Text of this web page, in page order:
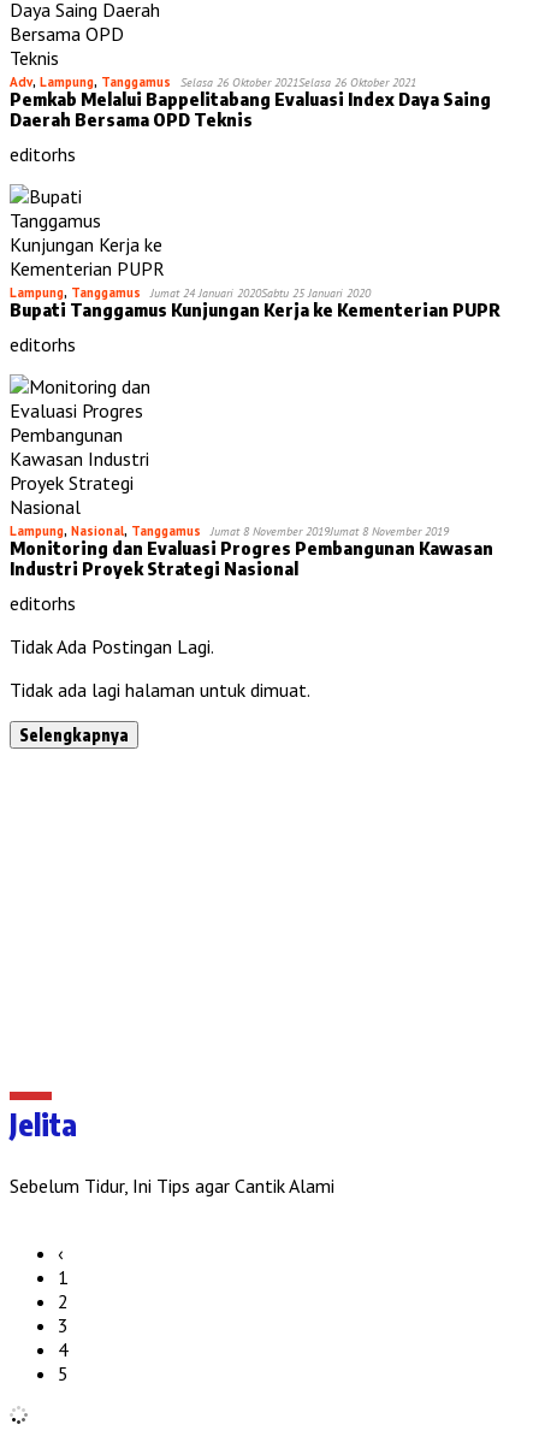
Adv, Lampung, Tanggamus Selasa 26 Oktober 2021Selasa 26 Oktober 2021
Pemkab Melalui Bappelitabang Evaluasi Index Daya Saing
Daerah Bersama OPD Teknis
editorhs
Lampung, Tanggamus Jumat 24 Januari 2020Sabtu 25 Januari 2020
Bupati Tanggamus Kunjungan Kerja ke Kementerian PUPR
editorhs
Lampung, Nasional, Tanggamus Jumat 8 November 2019Jumat 8 November 2019
Monitoring dan Evaluasi Progres Pembangunan Kawasan
Industri Proyek Strategi Nasional
editorhs
Tidak Ada Postingan Lagi.
Tidak ada lagi halaman untuk dimuat.
Selengkapnya
Jelita
Sebelum Tidur, Ini Tips agar Cantik Alami
‹
1
2
3
4
5